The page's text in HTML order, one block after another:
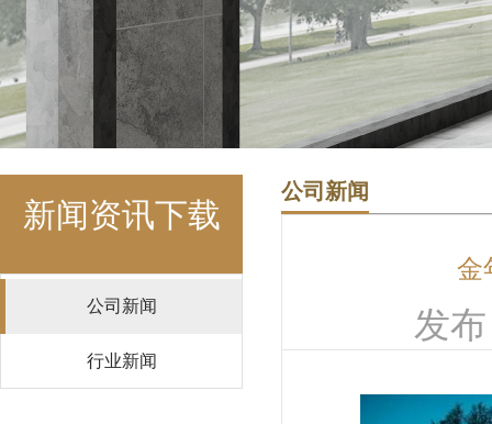
新闻资讯下载
公司新闻
行业新闻
公司新闻
金
发